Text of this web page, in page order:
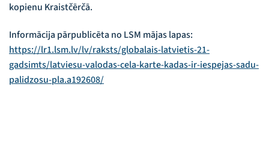
kopienu Kraistčērčā.
Informācija pārpublicēta no LSM mājas lapas:
https://lr1.lsm.lv/lv/raksts/globalais-latvietis-21-
gadsimts/latviesu-valodas-cela-karte-kadas-ir-iespejas-sadu-
palidzosu-pla.a192608/